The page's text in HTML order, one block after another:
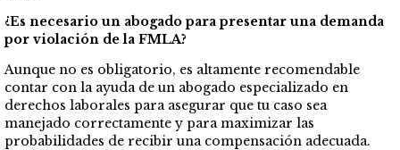
¿Es necesario un abogado para presentar una demanda
por violación de la FMLA?
Aunque no es obligatorio, es altamente recomendable
contar con la ayuda de un abogado especializado en
derechos laborales para asegurar que tu caso sea
manejado correctamente y para maximizar las
probabilidades de recibir una compensación adecuada.